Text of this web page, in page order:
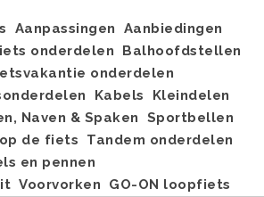
Aanpassingen
Aanbiedingen
onderdelen
Balhoofdstellen
onderdelen
Kabels
Kleindelen
Naven & Spaken
Sportbellen
op de fiets
Tandem onderdelen
en pennen
Voorvorken GO-ON loopfiets